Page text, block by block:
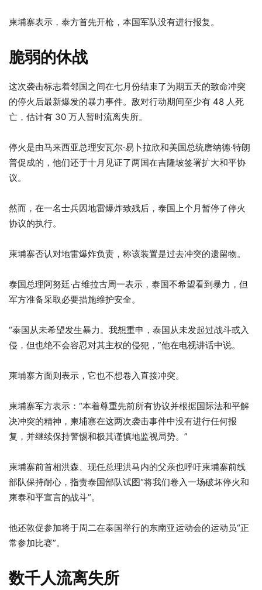
柬埔寨表示，泰方首先开枪，本国军队没有进行报复。
脆弱的休战
这次袭击标志着邻国之间在七月份结束了为期五天的致命冲突
的停火后最新爆发的暴力事件。敌对行动期间至少有 48 人死
亡，估计有 30 万人暂时流离失所。
停火是由马来西亚总理安瓦尔·易卜拉欣和美国总统唐纳德·特朗
普促成的，他们还于十月见证了两国在吉隆坡签署扩大和平协
议。
然而，在一名士兵因地雷爆炸致残后，泰国上个月暂停了停火
协议的执行。
柬埔寨否认对地雷爆炸负责，称该装置是过去冲突的遗留物。
泰国总理阿努廷·占维拉古周一表示，泰国不希望看到暴力，但
军方准备采取必要措施维护安全。
“泰国从未希望发生暴力。我想重申，泰国从未发起过战斗或入
侵，但也绝不会容忍对其主权的侵犯，”他在电视讲话中说。
柬埔寨方面则表示，它也不想卷入直接冲突。
柬埔寨军方表示：“本着尊重先前所有协议并根据国际法和平解
决冲突的精神，柬埔寨在这两次袭击事件中没有进行任何报
复，并继续保持警惕和极其谨慎地监视局势。”
柬埔寨前首相洪森、现任总理洪马内的父亲也呼吁柬埔寨前线
部队保持耐心，指责泰国部队试图“将我们卷入一场破坏停火和
柬泰和平宣言的战斗”。
他还敦促参加将于周二在泰国举行的东南亚运动会的运动员“正
常参加比赛”。
数千人流离失所